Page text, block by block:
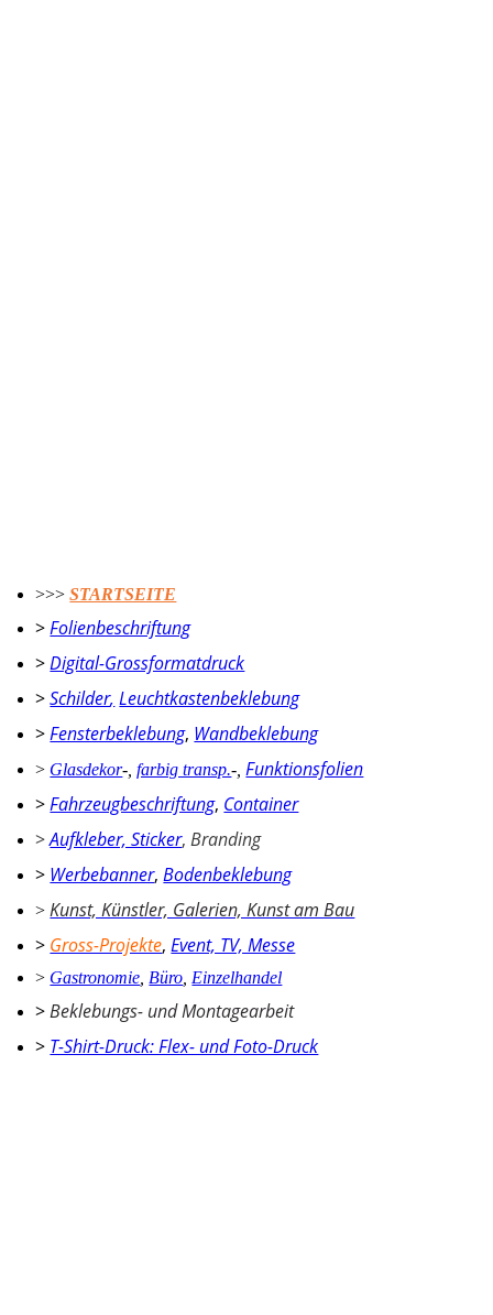
>>>STARTSEITE
>Folienbeschriftung
>Digital-Grossformatdruck
>Schilder, Leuchtkastenbeklebung
>Fensterbeklebung, Wandbeklebung
> Glasdekor- ,farbig transp.- Funktionsfolien
>Fahrzeugbeschriftung, Container
>Aufkleber, Sticker,Branding
> Werbebanner,Bodenbeklebung
> Kunst, Künstler, Galerien, Kunst am Bau
> Gross-Projekte,Event, TV, Messe
> Gastronomie Büro Einzelhandel
>Beklebungs- und Montagearbeit
> T-Shirt-Druck: Flex- und Foto-Druck